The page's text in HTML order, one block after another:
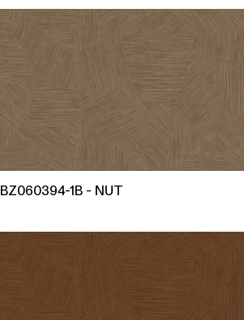
BZ060394-1B - NUT